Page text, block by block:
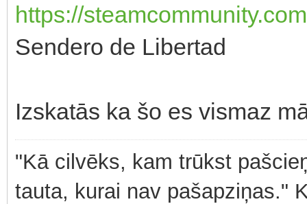
https://
Sendero de Libertad
Izskatās ka šo es vismaz
"Kā cilvēks, kam trūkst
tauta, kurai nav pašapziņas."